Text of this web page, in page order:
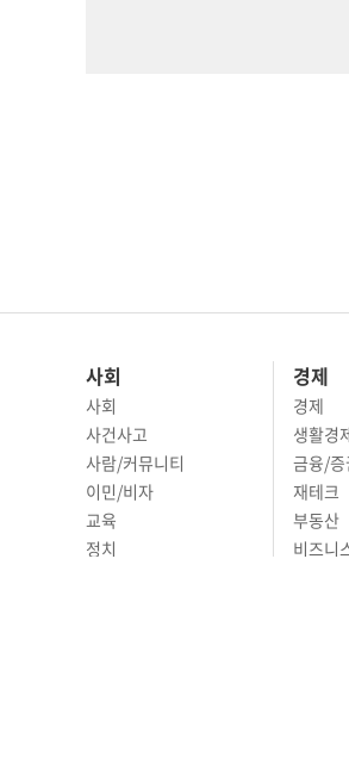
사회
사회
사건사고
사람/커뮤니티
이민/비자
경제
경제
생활경제
금융/증권
재테크